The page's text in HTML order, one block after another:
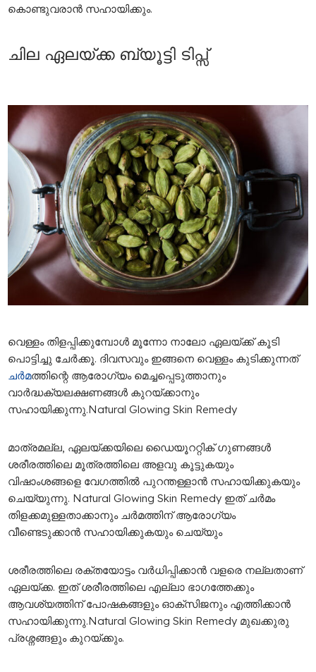
കൊണ്ടുവരാൻ സഹായിക്കും.
ചില ഏലയ്ക്ക ബ്യൂട്ടി ടിപ്സ്
വെള്ളം തിളപ്പിക്കുമ്പോൾ മൂന്നോ നാലോ ഏലയ്ക്ക് കൂടി
പൊട്ടിച്ചു ചേർക്കൂ. ദിവസവും ഇങ്ങനെ വെള്ളം കുടിക്കുന്നത്
ചർമത്തിന്റെ ആരോ​ഗ്യം മെച്ചപ്പെടുത്താനും
വാർദ്ധക്യലക്ഷണങ്ങൾ കുറയ്ക്കാനും
സഹായിക്കുന്നു.Natural Glowing Skin Remedy
മാത്രമല്ല, ഏലയ്ക്കയിലെ ഡൈയൂററ്റിക് ​ഗുണങ്ങൾ
ശരീരത്തിലെ മൂത്രത്തിലെ അളവു കൂട്ടുകയും
വിഷാംശങ്ങളെ വേ​ഗത്തിൽ പുറന്തള്ളാൻ സഹായിക്കുകയും
ചെയ്യുന്നു. Natural Glowing Skin Remedy ഇത് ചർമം
തിളക്കമുള്ളതാക്കാനും ചർമത്തിന് ആരോ​ഗ്യം
വീണ്ടെടുക്കാൻ സഹായിക്കുകയും ചെയ്യും
ശരീരത്തിലെ രക്തയോട്ടം വർധിപ്പിക്കാൻ വളരെ നല്ലതാണ്
ഏലയ്ക്ക. ഇത് ശരീരത്തിലെ എല്ലാ ഭാ​ഗത്തേക്കും
ആവശ്യത്തിന് പോഷകങ്ങളും ഓക്സിജനും എത്തിക്കാൻ
സഹായിക്കുന്നു.Natural Glowing Skin Remedy മുഖക്കുരു
പ്രശ്നങ്ങളും കുറയ്ക്കും.